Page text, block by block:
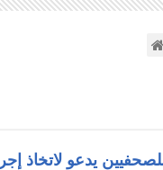
للصحفيين يدعو لاتخاذ